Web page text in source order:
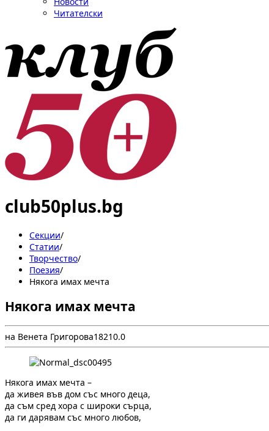
Читателски
club50plus.bg
Секции/
Статии/
Творчество/
Поезия/
Някога имах мечта
Някога имах мечта
на Венета Григорова18210.0
Някога имах мечта –
да живея във дом със много деца,
да съм сред хора с широки сърца,
да ги дарявам със много любов,